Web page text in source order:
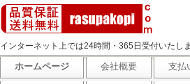
インターネット上では24時間・365日受付いたし
ホームページ 会社概要 支払